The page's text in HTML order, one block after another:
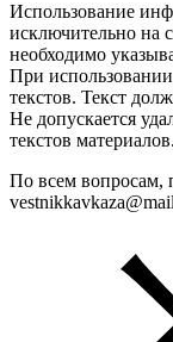
Использование
исключительно на
необходимо
При
текстов. Текст
Не допускается
текстов материалов.
По всем вопросам,